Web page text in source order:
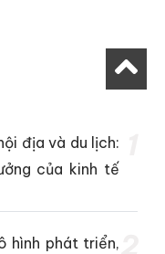
địa và du lịch:
của kinh tế
hình phát triển,